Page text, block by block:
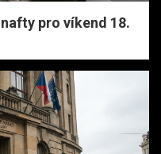
pro víkend 18.